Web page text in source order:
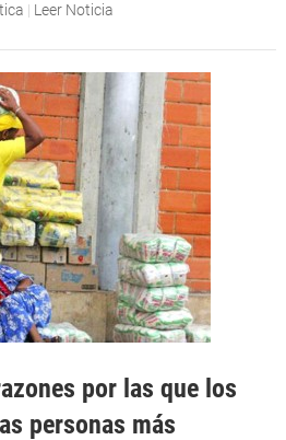
| Leer Noticia
por las que los
personas más